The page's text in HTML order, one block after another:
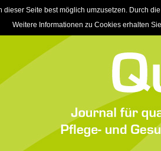
Seite best möglich umzusetzen. Durch
Weitere Informationen zu Cookies erhalten